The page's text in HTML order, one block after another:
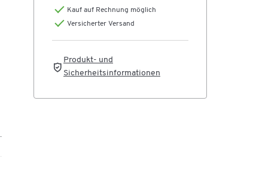
Kauf auf Rechnung möglich
Versicherter Versand
Produkt- und
Sicherheitsinformationen